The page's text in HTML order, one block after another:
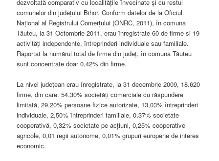
dezvoltată comparativ cu localităţile învecinate şi cu restul
comunelor din judeţului Bihor. Conform datelor de la Oficiul
Naţional al Registrului Comerţului (ONRC, 2011), în comuna
Tăuteu, la 31 Octombrie 2011, erau înregistrate 60 de firme si 19
activităţi independente, întreprinderi individuale sau familiale.
Raportat la numărul total de firme din judeţ, în comuna Tăuteu
sunt concentrate doar 0,42% din firme.
La nivel judeţean erau înregistrate, la 31 decembrie 2009, 18.620
firme, din care: 54,30% societăţi comerciale cu răspundere
limitată, 29,20% persoane fizice autorizate, 13,03% întreprinderi
individuale, 2,50% întreprinderi familiale, 0,37% societate
cooperativă, 0,32% societate pe acţiuni, 0,25% cooperative
agricole, 0,01 regii autonome, 0,01% grupuri europene de interes
economic.